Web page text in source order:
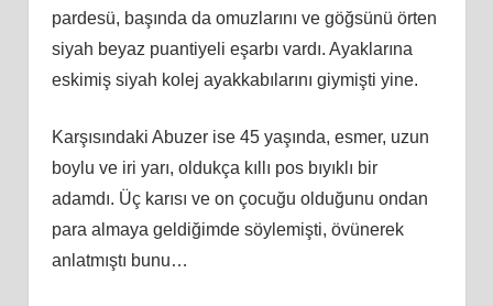
pardesü, başında da omuzlarını ve göğsünü örten
siyah beyaz puantiyeli eşarbı vardı. Ayaklarına
eskimiş siyah kolej ayakkabılarını giymişti yine.
Karşısındaki Abuzer ise 45 yaşında, esmer, uzun
boylu ve iri yarı, oldukça kıllı pos bıyıklı bir
adamdı. Üç karısı ve on çocuğu olduğunu ondan
para almaya geldiğimde söylemişti, övünerek
anlatmıştı bunu…